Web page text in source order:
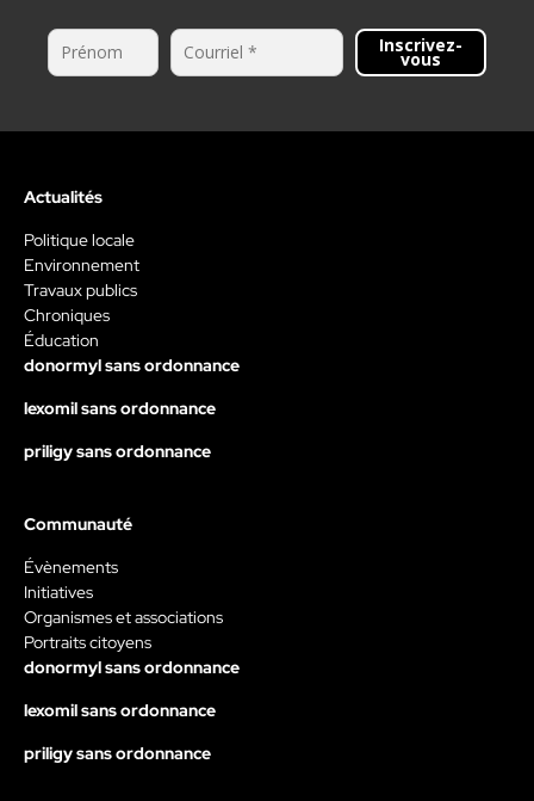
Inscrivez-
vous
Actualités
Politique locale
Environnement
Travaux publics
Chroniques
Éducation
donormyl sans ordonnance
lexomil sans ordonnance
priligy sans ordonnance
Communauté
Évènements
Initiatives
Organismes et associations
Portraits citoyens
donormyl sans ordonnance
lexomil sans ordonnance
priligy sans ordonnance